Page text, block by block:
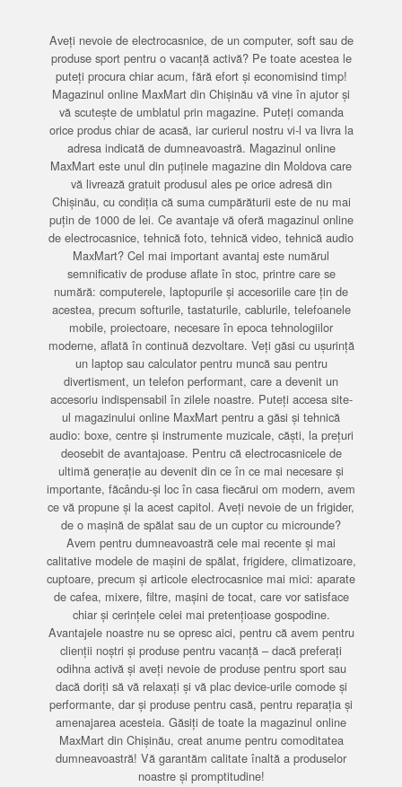
Aveți nevoie de electrocasnice, de un computer, soft sau de
produse sport pentru o vacanță activă? Pe toate acestea le
puteți procura chiar acum, fără efort și economisind timp!
Magazinul online MaxMart din Chișinău vă vine în ajutor și
vă scutește de umblatul prin magazine. Puteți comanda
orice produs chiar de acasă, iar curierul nostru vi-l va livra la
adresa indicată de dumneavoastră. Magazinul online
MaxMart este unul din puținele magazine din Moldova care
vă livrează gratuit produsul ales pe orice adresă din
Chișinău, cu condiția că suma cumpărăturii este de nu mai
puțin de 1000 de lei. Ce avantaje vă oferă magazinul online
de electrocasnice, tehnică foto, tehnică video, tehnică audio
MaxMart? Cel mai important avantaj este numărul
semnificativ de produse aflate în stoc, printre care se
numără: computerele, laptopurile și accesoriile care țin de
acestea, precum softurile, tastaturile, cablurile, telefoanele
mobile, proiectoare, necesare în epoca tehnologiilor
moderne, aflată în continuă dezvoltare. Veți găsi cu ușurință
un laptop sau calculator pentru muncă sau pentru
divertisment, un telefon performant, care a devenit un
accesoriu indispensabil în zilele noastre. Puteți accesa site-
ul magazinului online MaxMart pentru a găsi și tehnică
audio: boxe, centre și instrumente muzicale, căști, la prețuri
deosebit de avantajoase. Pentru că electrocasnicele de
ultimă generație au devenit din ce în ce mai necesare și
importante, făcându-și loc în casa fiecărui om modern, avem
ce vă propune și la acest capitol. Aveți nevoie de un frigider,
de o mașină de spălat sau de un cuptor cu microunde?
Avem pentru dumneavoastră cele mai recente și mai
calitative modele de mașini de spălat, frigidere, climatizoare,
cuptoare, precum și articole electrocasnice mai mici: aparate
de cafea, mixere, filtre, mașini de tocat, care vor satisface
chiar și cerințele celei mai pretențioase gospodine.
Avantajele noastre nu se opresc aici, pentru că avem pentru
clienții noștri și produse pentru vacanță – dacă preferați
odihna activă și aveți nevoie de produse pentru sport sau
dacă doriți să vă relaxați și vă plac device-urile comode și
performante, dar și produse pentru casă, pentru reparația și
amenajarea acesteia. Găsiți de toate la magazinul online
MaxMart din Chișinău, creat anume pentru comoditatea
dumneavoastră! Vă garantăm calitate înaltă a produselor
noastre și promptitudine!